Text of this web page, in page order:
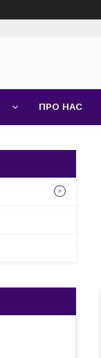
ПРО НАС